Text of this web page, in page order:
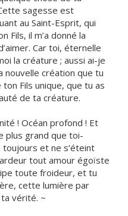
sagesse est
au Saint-Esprit, qui
Fils, il m’a donné la
Car toi, éternelle
la créature ; aussi ai-je
nouvelle création que tu
Fils unique, que tu as
de ta créature.
! Océan profond ! Et
plus grand que toi-
toujours et ne s’éteint
tout amour égoïste
toute froideur, et tu
cette lumière par
vérité. ~